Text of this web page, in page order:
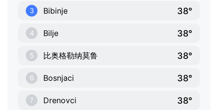
3 Bibinje 38°
4 Bilje 38°
5 比奥格勒纳莫鲁 38°
6 Bosnjaci 38°
7 Drenovci 38°